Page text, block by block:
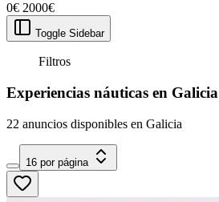
0€ 2000€
Toggle Sidebar
Filtros
Experiencias náuticas en Galicia
22 anuncios disponibles en Galicia
16 por página